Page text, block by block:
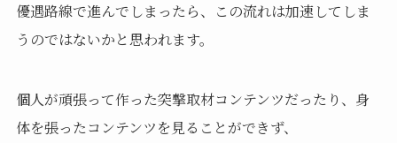
優遇路線で進んでしまったら、この流れは加速してしま
うのではないかと思われます。
個人が頑張って作った突撃取材コンテンツだったり、身
体を張ったコンテンツを見ることができず、